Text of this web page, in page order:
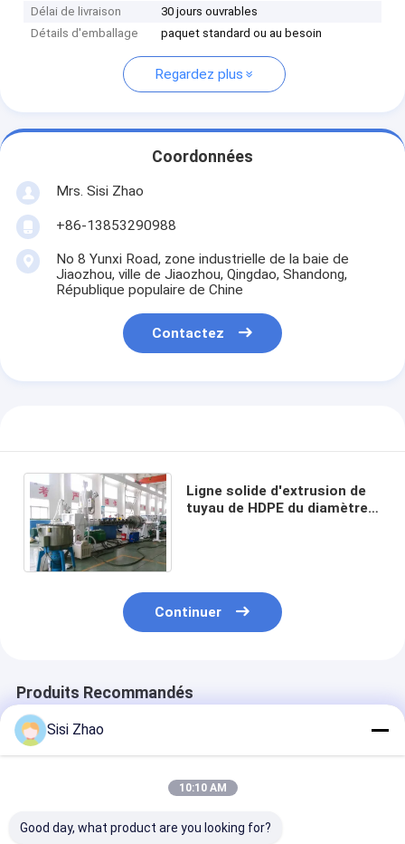
Délai de livraison
30 jours ouvrables
Détails d'emballage
paquet standard ou au besoin
Regardez plus
Coordonnées
Mrs. Sisi Zhao
+86-13853290988
No 8 Yunxi Road, zone industrielle de la baie de
Jiaozhou, ville de Jiaozhou, Qingdao, Shandong,
République populaire de Chine
Contactez
Ligne solide d'extrusion de
tuyau de HDPE du diamètre
Continuer
Produits Recommandés
Sisi Zhao
10:10 AM
Good day, what product are you looking for?